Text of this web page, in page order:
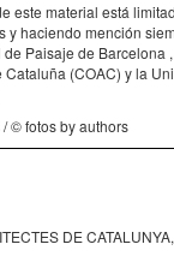
este material está
y haciendo mención
Paisaje de Barcelona
(COAC) y la
© fotos by authors
DE